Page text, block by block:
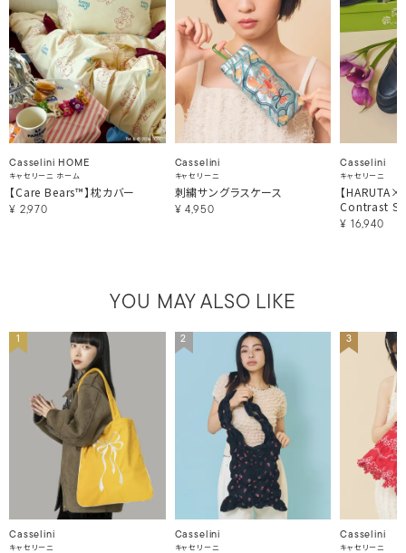
Casselini HOME
キャセリーニ ホーム
【Care Bears™】枕カバー
¥ 2,970
Casselini
キャセリーニ
刺繍サングラスケース
¥ 4,950
Casselini
キャセリーニ
【
Contrast
¥ 16,940
YOU MAY ALSO LIKE
1
Casselini
キャセリーニ
2
Casselini
キャセリーニ
3
Casselini
キャセリーニ